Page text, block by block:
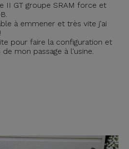
II GT groupe SRAM force et
à emmener et très vite j'ai
pour faire la configuration et
mon passage à l'usine.